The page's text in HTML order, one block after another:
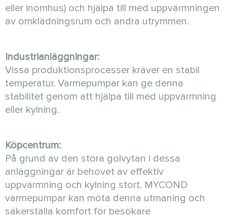
eller inomhus) och hjälpa till med uppvärmningen
av omklädningsrum och andra utrymmen.
Industrianläggningar:
Vissa produktionsprocesser kräver en stabil
temperatur. Värmepumpar kan ge denna
stabilitet genom att hjälpa till med uppvärmning
eller kylning.
Köpcentrum:
På grund av den stora golvytan i dessa
anläggningar är behovet av effektiv
uppvärmning och kylning stort. MYCOND
värmepumpar kan möta denna utmaning och
säkerställa komfort för besökare